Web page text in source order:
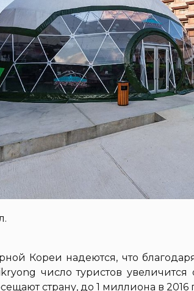
Кореи надеются, что
число туристов
страну, до 1 миллиона в 2016